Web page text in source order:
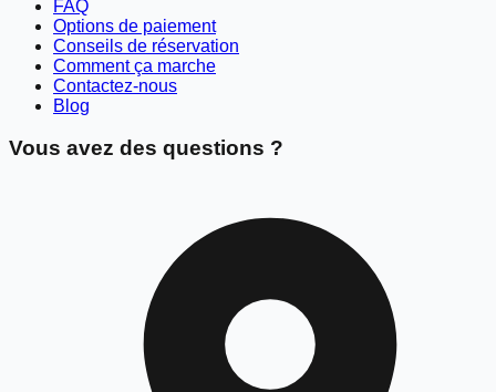
FAQ
Options de paiement
Conseils de réservation
Comment ça marche
Contactez-nous
Blog
Vous avez des questions ?